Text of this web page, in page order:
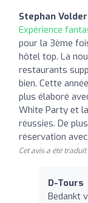
Stephan
Expérience
pour la 3ème
hôtel top. La
restaurants
bien. Cette
plus élaboré
White Party et
réussies. De
réservation
Cet avis a été
D-Tours
Bedankt